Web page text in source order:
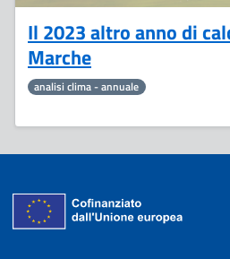
Il 2023 altro anno di
Marche
analisi clima - annuale